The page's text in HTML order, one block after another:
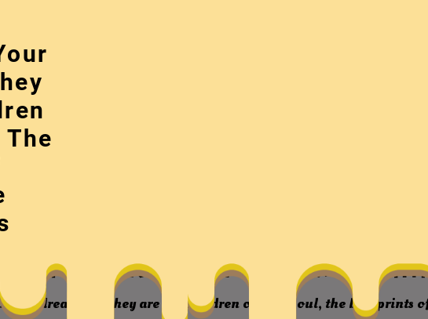
的“文學鏈”——寫在《噴鼻
之際–文史–中國作找九宮格
your dreams, as they are the children of your soul, the blueprints